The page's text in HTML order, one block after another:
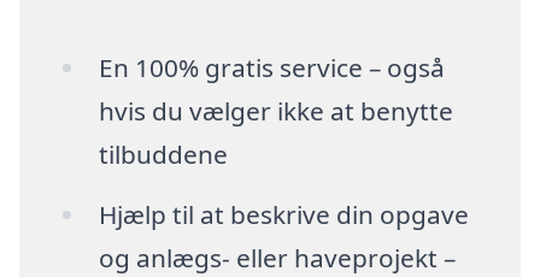
En 100% gratis service – også
hvis du vælger ikke at benytte
tilbuddene
Hjælp til at beskrive din opgave
og anlægs- eller haveprojekt –